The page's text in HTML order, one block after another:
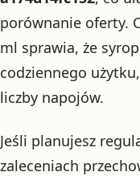
porównanie oferty.
ml sprawia, że
codziennego
liczby napojów.
Jeśli planujesz
zaleceniach